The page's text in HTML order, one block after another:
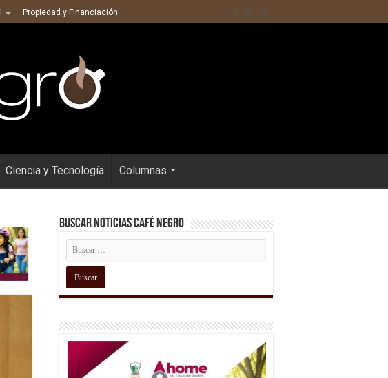
Propiedad y Financiación
Ciencia y Tecnología Columnas
Buscar Noticias Café Negro